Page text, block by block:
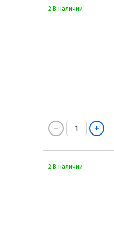
2 В наличии
2 В наличии